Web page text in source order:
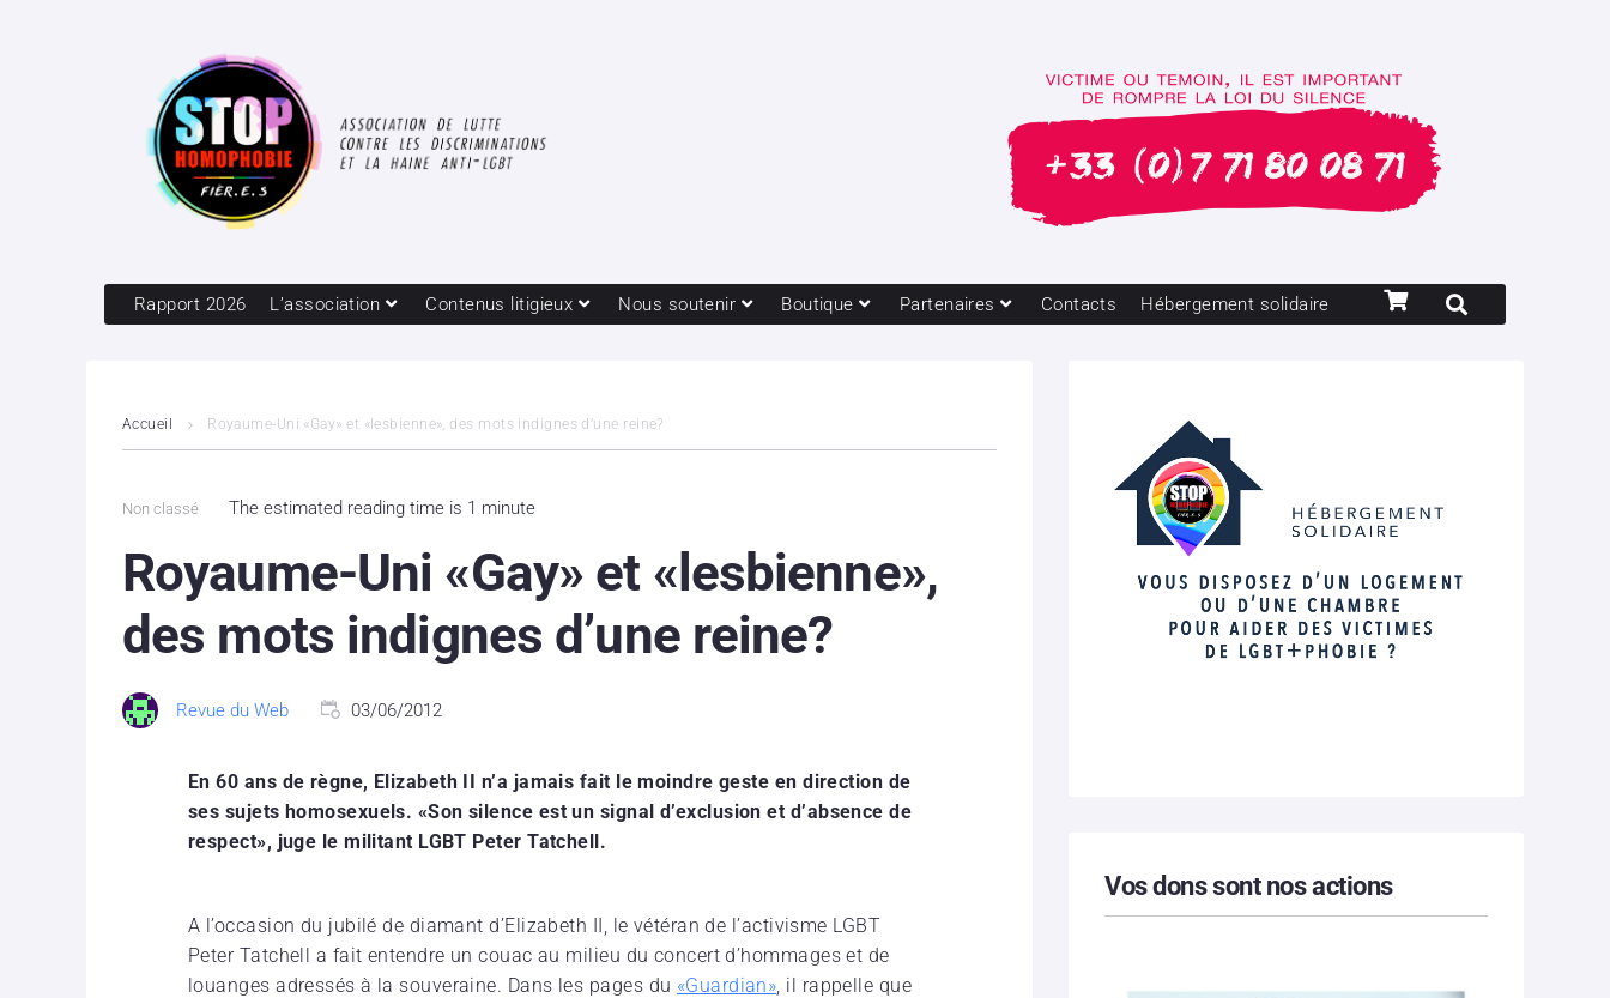
Rapport 2026 L’association Contenus litigieux Nous soutenir Boutique Partenaires Contacts Hébergement solidaire
Accueil Royaume-Uni «Gay» et «lesbienne», des mots indignes d’une reine?
Non classé The estimated reading time is 1 minute
Royaume-Uni «Gay» et «lesbienne»,
des mots indignes d’une reine?
Revue du Web 03/06/2012
En 60 ans de règne, Elizabeth II n’a jamais fait le moindre geste en direction de
ses sujets homosexuels. «Son silence est un signal d’exclusion et d’absence de
respect», juge le militant LGBT Peter Tatchell.
A l’occasion du jubilé de diamant d’Elizabeth II, le vétéran de l’activisme LGBT
Peter Tatchell a fait entendre un couac au milieu du concert d’hommages et de
louanges adressés à la souveraine. Dans les pages du «Guardian», il rappelle que
Vos dons sont nos actions